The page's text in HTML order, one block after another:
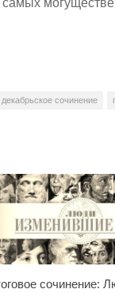
декабрьское сочинение
сочинение: